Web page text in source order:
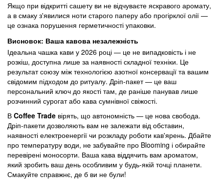
Якщо при відкритті сашету ви не відчуваєте яскравого аромату,
а в смаку з'явилися ноти старого паперу або прогірклої олії —
це ознака порушення герметичності упаковки.
Висновок: Ваша кавова незалежність
Ідеальна чашка кави у 2026 році — це не випадковість і не
розкіш, доступна лише за наявності складної техніки. Це
результат союзу між технологією азотної консервації та вашим
свідомим підходом до ритуалу. Дріп-пакет — це ваш
персональний ключ до якості там, де раніше панував лише
розчинний сурогат або кава сумнівної свіжості.
В Coffee Trade вірять, що автономність — це нова свобода.
Дріп-пакети дозволяють вам не залежати від обставин,
наявності електроенергії чи розкладу роботи кав'ярень. Дбайте
про температуру води, не забувайте про Blooming і обирайте
перевірені моносорти. Ваша кава віддячить вам ароматом,
який зробить ваш день особливим у будь-якій точці планети.
Смакуйте справжнє, де б ви не були!